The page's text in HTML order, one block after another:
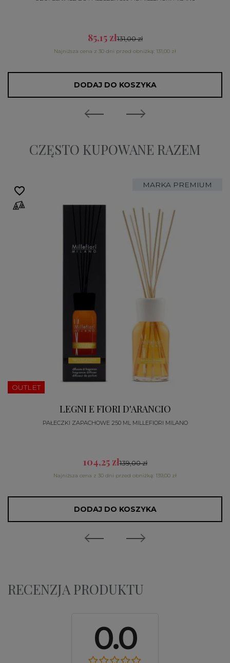
85,15 zł131,00 zł
Najniższa cena z 30 dni przed obniżką: 131,00 zł
DODAJ DO KOSZYKA
CZĘSTO KUPOWANE RAZEM
MARKA PREMIUM
OUTLET
LEGNI E FIORI D'ARANCIO
PAŁECZKI ZAPACHOWE 250 ML MILLEFIORI MILANO
104,25 zł139,00 zł
Najniższa cena z 30 dni przed obniżką: 139,00 zł
DODAJ DO KOSZYKA
favorite_border
RECENZJA PRODUKTU
0.0